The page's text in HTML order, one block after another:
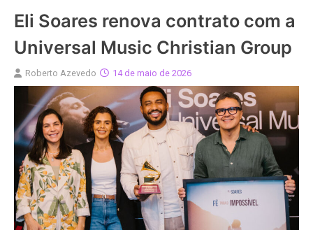
Eli Soares renova contrato com a
Universal Music Christian Group
Roberto Azevedo 14 de maio de 2026